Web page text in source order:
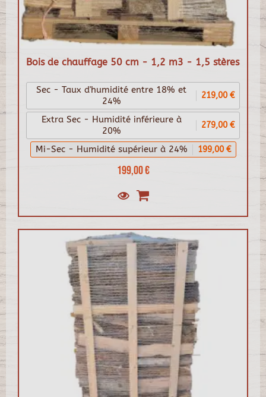
Bois de chauffage 50 cm - 1,2 m3 - 1,5 stères
199,00 €
Sec - Taux d'humidité entre 18% et
24%
219,00 €
Extra Sec - Humidité inférieure à
20%
279,00 €
Mi-Sec - Humidité supérieur à 24% 199,00 €